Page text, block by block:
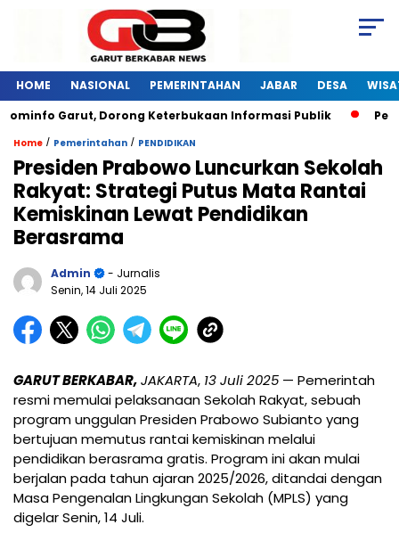
HOME NASIONAL PEMERINTAHAN JABAR DESA
Garut, Dorong Keterbukaan Informasi Publik
Home / Pemerintahan / PENDIDIKAN
Presiden Prabowo Luncurkan Sekolah
Rakyat: Strategi Putus Mata Rantai
Kemiskinan Lewat Pendidikan
Berasrama
Admin
- Jurnalis
Senin, 14 Juli 2025
GARUT BERKABAR,JAKARTA, 13 Juli 2025 — Pemerintah
resmi memulai pelaksanaan Sekolah Rakyat, sebuah
program unggulan Presiden Prabowo Subianto yang
bertujuan memutus rantai kemiskinan melalui
pendidikan berasrama gratis. Program ini akan mulai
berjalan pada tahun ajaran 2025/2026, ditandai dengan
Masa Pengenalan Lingkungan Sekolah (MPLS) yang
digelar Senin, 14 Juli.